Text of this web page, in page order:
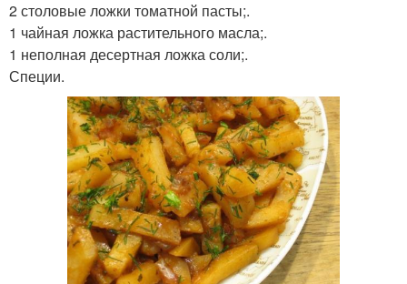
2 столовые ложки томатной пасты;.
1 чайная ложка растительного масла;.
1 неполная десертная ложка соли;.
Специи.